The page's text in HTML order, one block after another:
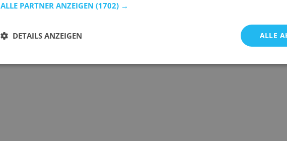
ALLE PARTNER ANZEIGEN (1702) →
ALLE
DETAILS ANZEIGEN